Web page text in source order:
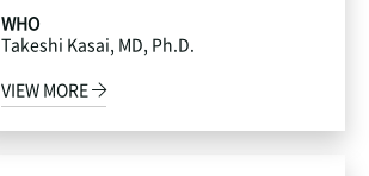
WHO
Takeshi Kasai, MD, Ph.D.
VIEW MORE